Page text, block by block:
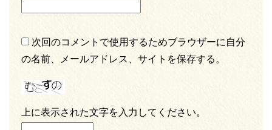
次回のコメントで使用するためブラウザーに自分
の名前、メールアドレス、サイトを保存する。
上に表示された文字を入力してください。